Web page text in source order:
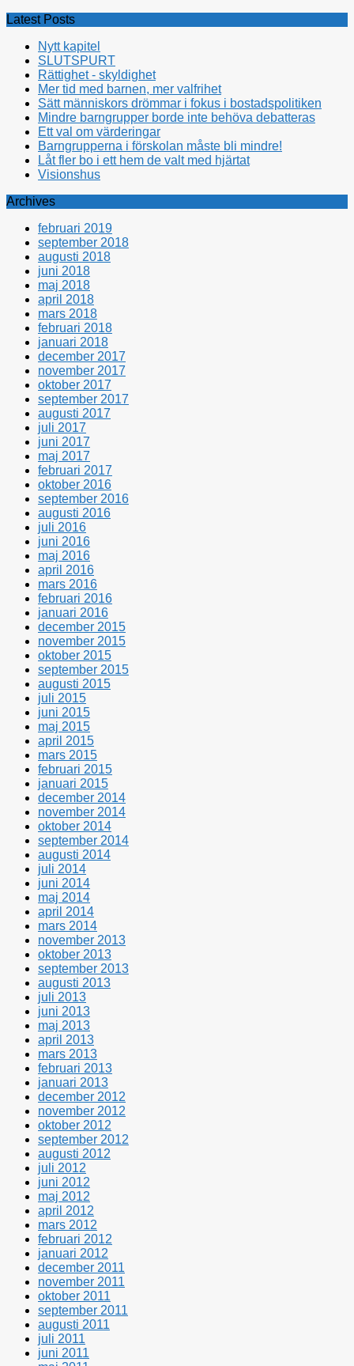
Latest Posts
Nytt kapitel
SLUTSPURT
Rättighet - skyldighet
Mer tid med barnen, mer valfrihet
Sätt människors drömmar i fokus i bostadspolitiken
Mindre barngrupper borde inte behöva debatteras
Ett val om värderingar
Barngrupperna i förskolan måste bli mindre!
Låt fler bo i ett hem de valt med hjärtat
Visionshus
Archives
februari 2019
september 2018
augusti 2018
juni 2018
maj 2018
april 2018
mars 2018
februari 2018
januari 2018
december 2017
november 2017
oktober 2017
september 2017
augusti 2017
juli 2017
juni 2017
maj 2017
februari 2017
oktober 2016
september 2016
augusti 2016
juli 2016
juni 2016
maj 2016
april 2016
mars 2016
februari 2016
januari 2016
december 2015
november 2015
oktober 2015
september 2015
augusti 2015
juli 2015
juni 2015
maj 2015
april 2015
mars 2015
februari 2015
januari 2015
december 2014
november 2014
oktober 2014
september 2014
augusti 2014
juli 2014
juni 2014
maj 2014
april 2014
mars 2014
november 2013
oktober 2013
september 2013
augusti 2013
juli 2013
juni 2013
maj 2013
april 2013
mars 2013
februari 2013
januari 2013
december 2012
november 2012
oktober 2012
september 2012
augusti 2012
juli 2012
juni 2012
maj 2012
april 2012
mars 2012
februari 2012
januari 2012
december 2011
november 2011
oktober 2011
september 2011
augusti 2011
juli 2011
juni 2011